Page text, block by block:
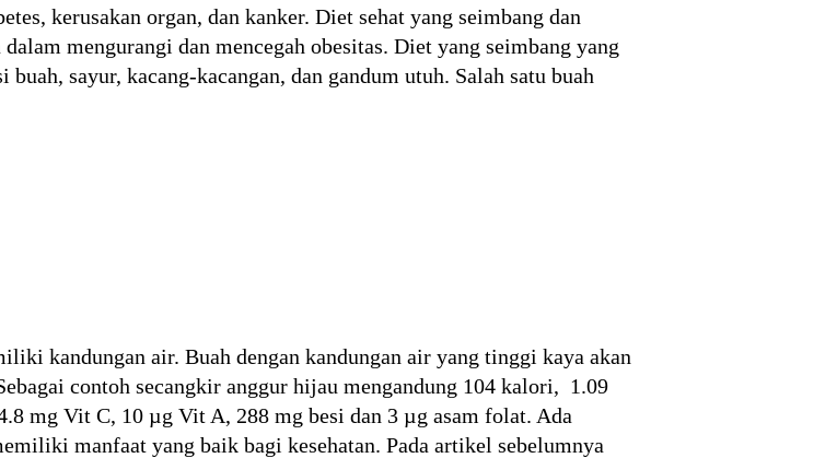
kerusakan organ, dan kanker. Diet sehat yang seimbang dan
mengurangi dan mencegah obesitas. Diet yang seimbang yang
sayur, kacang-kacangan, dan gandum utuh. Salah satu buah
kandungan air. Buah dengan kandungan air yang tinggi kaya akan
contoh secangkir anggur hijau mengandung 104 kalori, 1.09
mg Vit C, 10 µg Vit A, 288 mg besi dan 3 µg asam folat. Ada
manfaat yang baik bagi kesehatan. Pada artikel sebelumnya